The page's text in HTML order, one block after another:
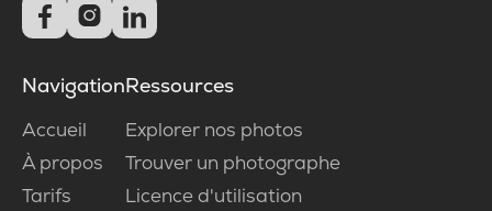
  
Navigation
Accueil
À propos
Tarifs
Ressources
Explorer nos photos
Trouver un photographe
Licence d'utilisation